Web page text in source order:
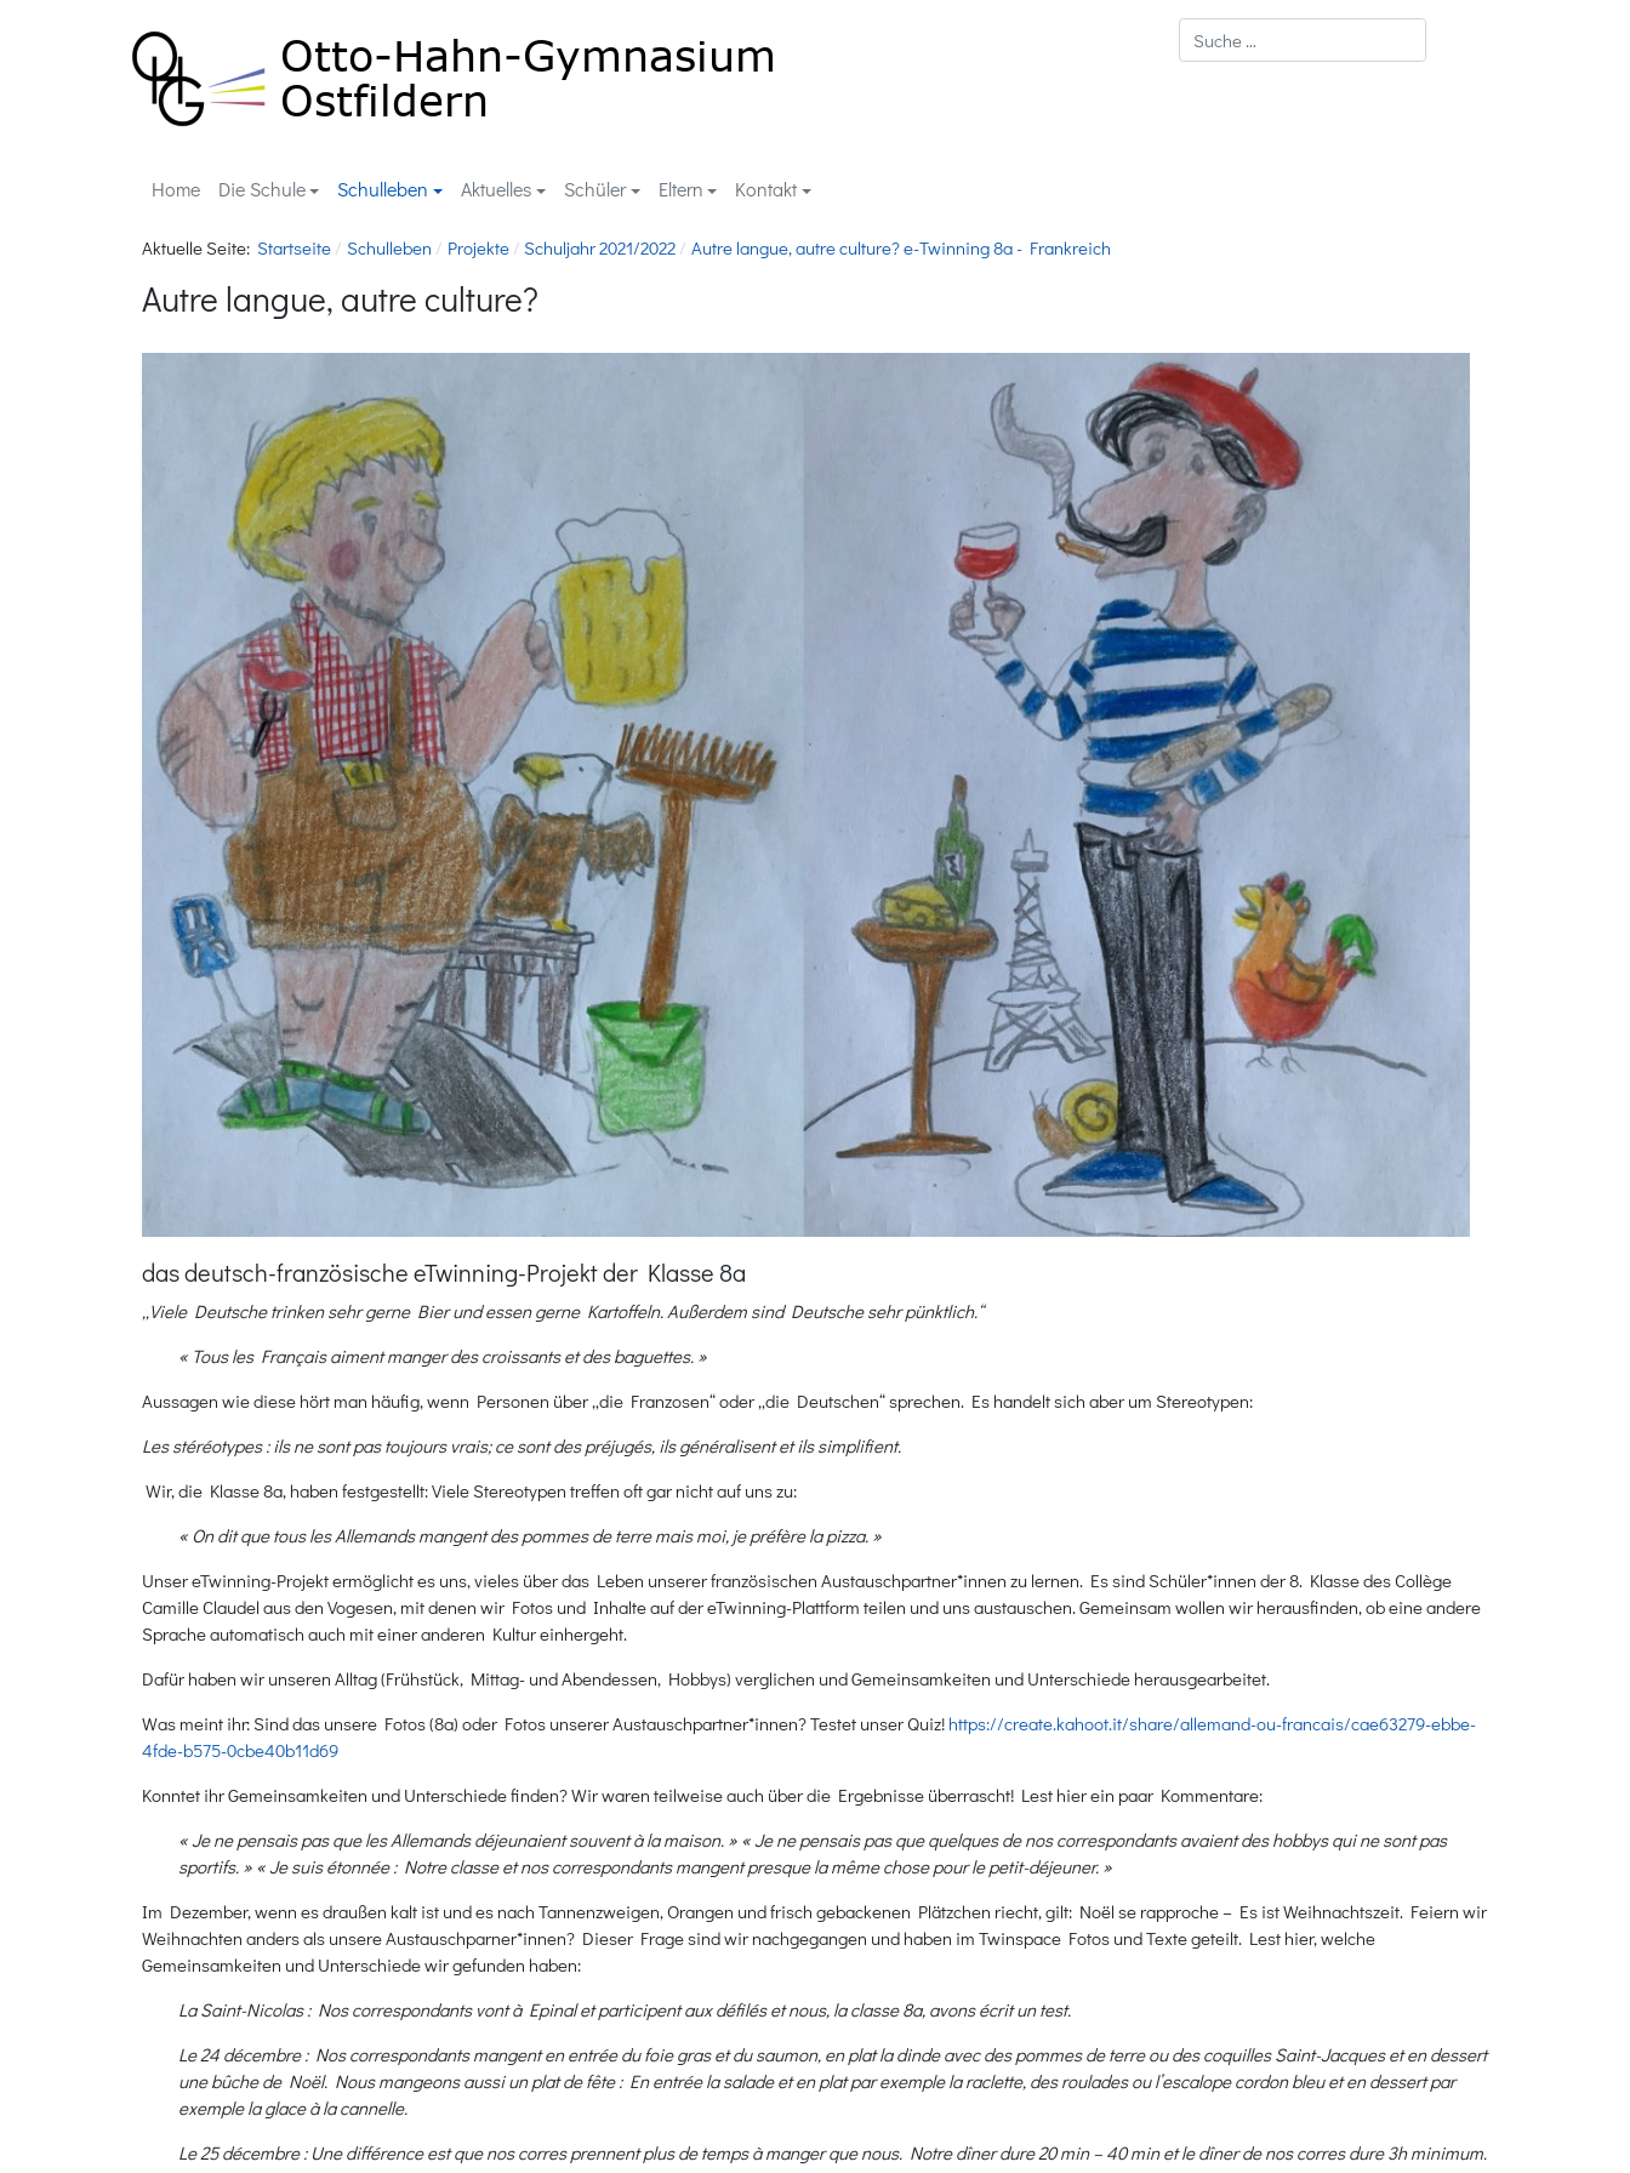
Suchen
Home Die Schule Schulleben Aktuelles Schüler Eltern Kontakt
Aktuelle Seite: Startseite Schulleben Projekte Schuljahr 2021/2022 Autre langue, autre culture? e-Twinning 8a - Frankreich
Autre langue, autre culture?
das deutsch-französische eTwinning-Projekt der Klasse 8a
„Viele Deutsche trinken sehr gerne Bier und essen gerne Kartoffeln. Außerdem sind Deutsche sehr pünktlich.“
« Tous les Français aiment manger des croissants et des baguettes. »
Aussagen wie diese hört man häufig, wenn Personen über „die Franzosen“ oder „die Deutschen“ sprechen. Es handelt sich aber um Stereotypen:
Les stéréotypes : ils ne sont pas toujours vrais; ce sont des préjugés, ils généralisent et ils simplifient.
Wir, die Klasse 8a, haben festgestellt: Viele Stereotypen treffen oft gar nicht auf uns zu:
« On dit que tous les Allemands mangent des pommes de terre mais moi, je préfère la pizza. »
Unser eTwinning-Projekt ermöglicht es uns, vieles über das Leben unserer französischen Austauschpartner*innen zu lernen. Es sind Schüler*innen der 8. Klasse des Collège
Camille Claudel aus den Vogesen, mit denen wir Fotos und Inhalte auf der eTwinning-Plattform teilen und uns austauschen. Gemeinsam wollen wir herausfinden, ob eine andere
Sprache automatisch auch mit einer anderen Kultur einhergeht.
Dafür haben wir unseren Alltag (Frühstück, Mittag- und Abendessen, Hobbys) verglichen und Gemeinsamkeiten und Unterschiede herausgearbeitet.
Was meint ihr: Sind das unsere Fotos (8a) oder Fotos unserer Austauschpartner*innen? Testet unser Quiz! https://create.kahoot.it/share/allemand-ou-francais/cae63279-ebbe-
4fde-b575-0cbe40b11d69
Konntet ihr Gemeinsamkeiten und Unterschiede finden? Wir waren teilweise auch über die Ergebnisse überrascht! Lest hier ein paar Kommentare:
« Je ne pensais pas que les Allemands déjeunaient souvent à la maison. » « Je ne pensais pas que quelques de nos correspondants avaient des hobbys qui ne sont pas
sportifs. » « Je suis étonnée : Notre classe et nos correspondants mangent presque la même chose pour le petit-déjeuner. »
Im Dezember, wenn es draußen kalt ist und es nach Tannenzweigen, Orangen und frisch gebackenen Plätzchen riecht, gilt: Noël se rapproche – Es ist Weihnachtszeit. Feiern wir
Weihnachten anders als unsere Austauschparner*innen? Dieser Frage sind wir nachgegangen und haben im Twinspace Fotos und Texte geteilt. Lest hier, welche
Gemeinsamkeiten und Unterschiede wir gefunden haben:
La Saint-Nicolas : Nos correspondants vont à Epinal et participent aux défilés et nous, la classe 8a, avons écrit un test.
Le 24 décembre : Nos correspondants mangent en entrée du foie gras et du saumon, en plat la dinde avec des pommes de terre ou des coquilles Saint-Jacques et en dessert
une bûche de Noël. Nous mangeons aussi un plat de fête : En entrée la salade et en plat par exemple la raclette, des roulades ou l’escalope cordon bleu et en dessert par
exemple la glace à la cannelle.
Le 25 décembre : Une différence est que nos corres prennent plus de temps à manger que nous. Notre dîner dure 20 min – 40 min et le dîner de nos corres dure 3h minimum.